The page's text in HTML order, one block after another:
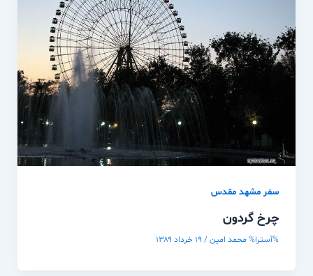
سفر مشهد مقدس
چرخ گردون
%آسترا% محمد امین/ ۱۹ خرداد ۱۳۸۹